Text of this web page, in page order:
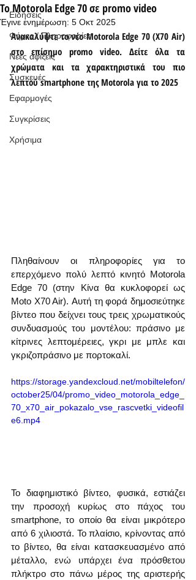
Ειδήσεις
Φήμες / Πληροφορίες
Νέες αφίξεις
Συσκευές
Εφαρμογές
Συγκρίσεις
Χρήσιμα
Το Motorola Edge 70 σε promo video
Έγινε ενημέρωση: 5 Οκτ 2025
Ανακαλύψτε το νέο Motorola Edge 70 (X70 Air)
στο επίσημο promo video. Δείτε όλα τα
χρώματα και τα χαρακτηριστικά του πιο
λεπτού smartphone της Motorola για το 2025
Πληθαίνουν οι πληροφορίες για το
επερχόμενο πολύ λεπτό κινητό Motorola
Edge 70 (στην Κίνα θα κυκλοφορεί ως
Moto X70 Air). Αυτή τη φορά δημοσιεύτηκε
βίντεο που δείχνει τους τρεις χρωματικούς
συνδυασμούς του μοντέλου: πράσινο με
κίτρινες λεπτομέρειες, γκρι με μπλε και
γκριζοπράσινο με πορτοκαλί.
https://storage.yandexcloud.net/mobiltelefon/
october25/04/promo_video_motorola_edge_
70_x70_air_pokazalo_vse_rascvetki_videofil
e6.mp4
Το διαφημιστικό βίντεο, φυσικά, εστιάζει
την προσοχή κυρίως στο πάχος του
smartphone, το οποίο θα είναι μικρότερο
από 6 χιλιοστά. Το πλαίσιο, κρίνοντας από
το βίντεο, θα είναι κατασκευασμένο από
μέταλλο, ενώ υπάρχει ένα πρόσθετου
πλήκτρο στο πάνω μέρος της αριστερής